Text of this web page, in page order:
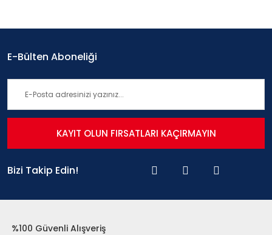
E-Bülten Aboneliği
KAYIT OLUN FIRSATLARI KAÇIRMAYIN
Bizi Takip Edin!
%100 Güvenli Alışveriş